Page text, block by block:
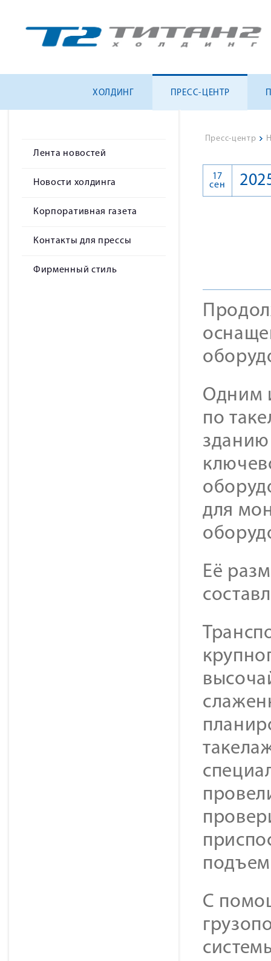
ХОЛДИНГ ПРЕСС-ЦЕНТР
Лента новостей
Новости холдинга
Корпоративная газета
Контакты для прессы
Фирменный стиль
Пресс-центр >
17
сен
Одним
по
зданию
для
Её
С